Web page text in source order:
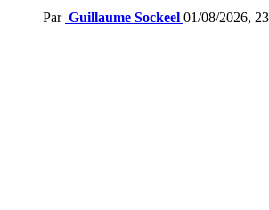
Par Guillaume Sockeel 01/08/2026,